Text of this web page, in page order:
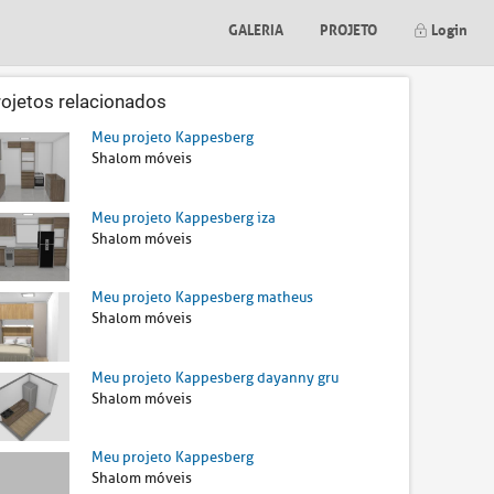
GALERIA PROJETO Login
relacionados
Meu projeto Kappesberg
Shalom móveis
Meu projeto Kappesberg iza
Shalom móveis
Meu projeto Kappesberg matheus
Shalom móveis
Meu projeto Kappesberg dayanny gru
Shalom móveis
Meu projeto Kappesberg
Shalom móveis